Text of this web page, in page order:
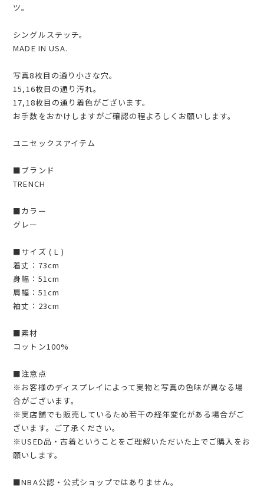
ツ。
シングルステッチ。
MADE IN USA.
写真8枚目の通り小さな穴。
15,16枚目の通り汚れ。
17,18枚目の通り着色がございます。
お手数をおかけしますがご確認の程よろしくお願いします。
ユニセックスアイテム
■ブランド
TRENCH
■カラー
グレー
■サイズ ( L )
着丈：73cm
身幅：51cm
肩幅：51cm
袖丈：23cm
■素材
コットン100%
■注意点
※お客様のディスプレイによって実物と写真の色味が異なる場
合がございます。
※実店舗でも販売しているため若干の経年変化がある場合がご
ざいます。ご了承ください。
※USED品・古着ということをご理解いただいた上でご購入をお
願いします。
■NBA公認・公式ショップではありません。